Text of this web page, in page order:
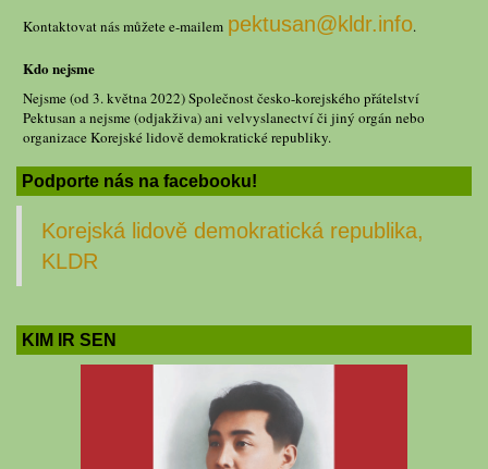
Kontaktovat nás můžete e-mailem pektusan@kldr.info.
Kdo nejsme
Nejsme (od 3. května 2022) Společnost česko-korejského přátelství
Pektusan a nejsme (odjakživa) ani velvyslanectví či jiný orgán nebo
organizace Korejské lidově demokratické republiky.
Podporte nás na facebooku!
Korejská lidově demokratická republika,
KLDR
KIM IR SEN